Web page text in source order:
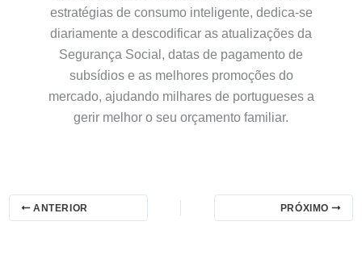
estratégias de consumo inteligente, dedica-se
diariamente a descodificar as atualizações da
Segurança Social, datas de pagamento de
subsídios e as melhores promoções do
mercado, ajudando milhares de portugueses a
gerir melhor o seu orçamento familiar.
ANTERIOR PRÓXIMO